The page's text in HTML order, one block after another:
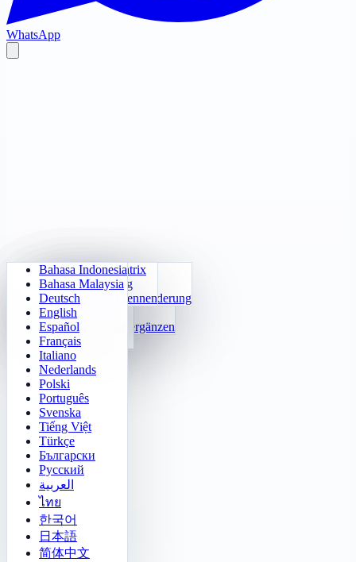
Tägliche Arithmetik
Einmaleins-Trainer
24 Schnellrechnen
Funktionen
Zahlenmuster ergänzen
Sudoku
Zahlen-Klotski
2048
Tetris
Minenräumer
Gomoku
Lichter aus
Labyrinth-Quest
Sokoban-Herausforderung
Gedächtnismatrix
Zielverfolgung
Schnelles Erkennen
Bahasa Indonesia
Bahasa Malaysia
Deutsch
English
Español
Français
Italiano
Nederlands
Polski
Português
Svenska
Tiếng Việt
Türkçe
Български
Русский
العربية
ไทย
한국어
日本語
简体中文
WhatsApp